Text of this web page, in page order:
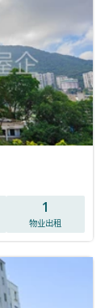
1
物业出租